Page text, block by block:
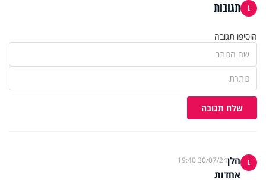
1 תגובות
הוסיפו תגובה
שלח תגובה
1 הלן30/07/24 19:40
אחדות